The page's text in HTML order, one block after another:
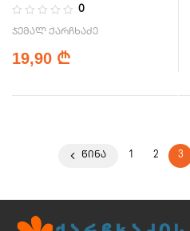
0
ჯემალ ქარჩხაძე
19,90 ₾
ᲬᲘᲜᲐ 1 2 3